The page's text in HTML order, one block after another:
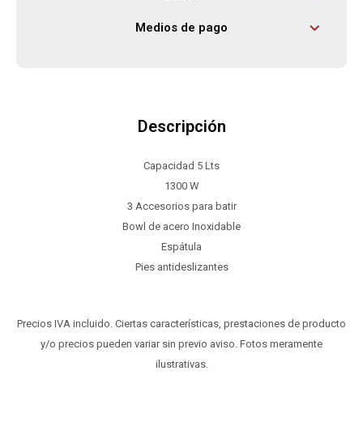
Medios de pago
Descripción
Capacidad 5 Lts
1300 W
3 Accesorios para batir
Bowl de acero Inoxidable
Espátula
Pies antideslizantes
Precios IVA incluido. Ciertas características, prestaciones de producto
y/o precios pueden variar sin previo aviso. Fotos meramente
ilustrativas.